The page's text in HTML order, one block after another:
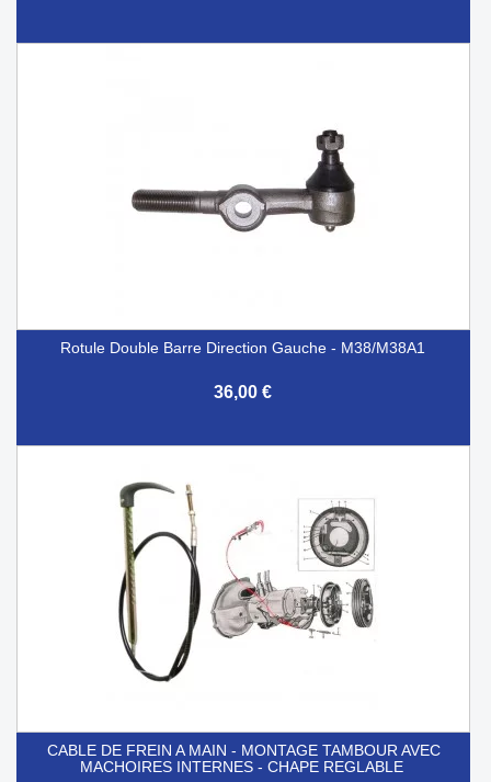
Rotule Double Barre Direction Gauche - M38/M38A1
36,00 €
CABLE DE FREIN A MAIN - MONTAGE TAMBOUR AVEC
MACHOIRES INTERNES - CHAPE REGLABLE